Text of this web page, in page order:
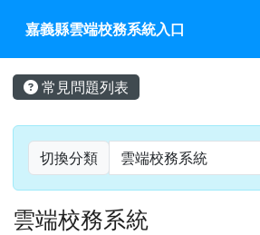
嘉義縣雲端校務系統入
嘉義縣雲端校務系統入口
主內容區域
常見問題列表
切換分類
雲端校務系統
頁尾區域